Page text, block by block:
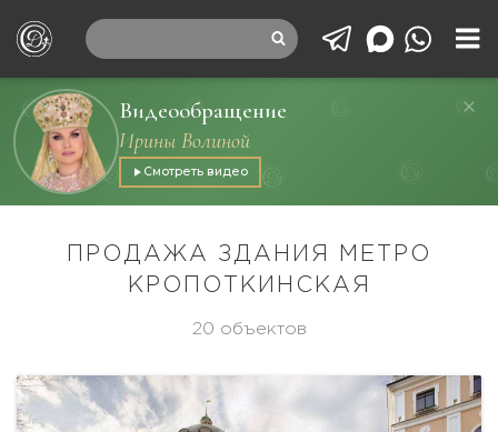
Видеообращение
Ирины Волиной
Смотреть видео
ПРОДАЖА ЗДАНИЯ МЕТРО
КРОПОТКИНСКАЯ
20 объектов